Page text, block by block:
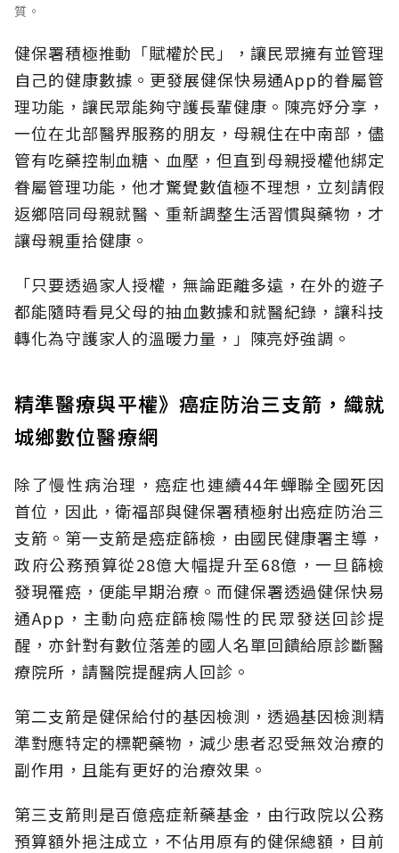
質。
健保署積極推動「賦權於民」，讓民眾擁有並管理
自己的健康數據。更發展健保快易通App的眷屬管
理功能，讓民眾能夠守護長輩健康。陳亮妤分享，
一位在北部醫界服務的朋友，母親住在中南部，儘
管有吃藥控制血糖、血壓，但直到母親授權他綁定
眷屬管理功能，他才驚覺數值極不理想，立刻請假
返鄉陪同母親就醫、重新調整生活習慣與藥物，才
讓母親重拾健康。
「只要透過家人授權，無論距離多遠，在外的遊子
都能隨時看見父母的抽血數據和就醫紀錄，讓科技
轉化為守護家人的溫暖力量，」陳亮妤強調。
精準醫療與平權》癌症防治三支箭，織就
城鄉數位醫療網
除了慢性病治理，癌症也連續44年蟬聯全國死因
首位，因此，衛福部與健保署積極射出癌症防治三
支箭。第一支箭是癌症篩檢，由國民健康署主導，
政府公務預算從28億大幅提升至68億，一旦篩檢
發現罹癌，便能早期治療。而健保署透過健保快易
通App，主動向癌症篩檢陽性的民眾發送回診提
醒，亦針對有數位落差的國人名單回饋給原診斷醫
療院所，請醫院提醒病人回診。
第二支箭是健保給付的基因檢測，透過基因檢測精
準對應特定的標靶藥物，減少患者忍受無效治療的
副作用，且能有更好的治療效果。
第三支箭則是百億癌症新藥基金，由行政院以公務
預算額外挹注成立，不佔用原有的健保總額，目前